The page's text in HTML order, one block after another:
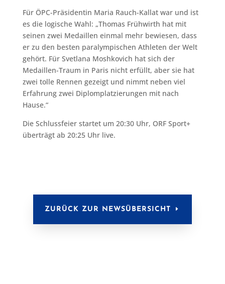
Für ÖPC-Präsidentin Maria Rauch-Kallat war und ist
es die logische Wahl: „Thomas Frühwirth hat mit
seinen zwei Medaillen einmal mehr bewiesen, dass
er zu den besten paralympischen Athleten der Welt
gehört. Für Svetlana Moshkovich hat sich der
Medaillen-Traum in Paris nicht erfüllt, aber sie hat
zwei tolle Rennen gezeigt und nimmt neben viel
Erfahrung zwei Diplomplatzierungen mit nach
Hause.“
Die Schlussfeier startet um 20:30 Uhr, ORF Sport+
überträgt ab 20:25 Uhr live.
ZURÜCK ZUR NEWSÜBERSICHT